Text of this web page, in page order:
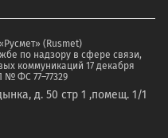
(Rusmet)
по надзору в сфере связи,
коммуникаций 17 декабря
№ ФС 77–77329
д. 50 стр 1 ,помещ. 1/1